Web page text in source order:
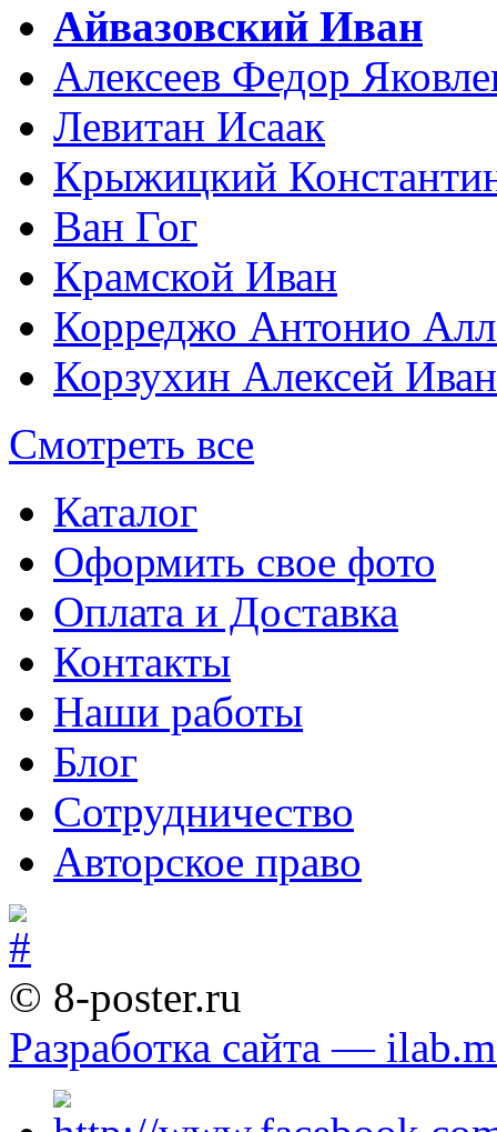
Айвазовский Иван
Алексеев Федор
Левитан Исаак
Крыжицкий
Ван Гог
Крамской Иван
Корреджо Антонио
Корзухин Алексей
Смотреть все
Каталог
Оформить свое фото
Оплата и Доставка
Контакты
Наши работы
Блог
Сотрудничество
Авторское право
© 8-poster.ru
Разработка сайта —